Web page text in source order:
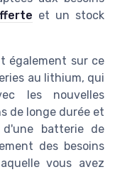
et un stock
également sur ce
au lithium, qui
les nouvelles
de longe durée et
batterie de
des besoins
vous avez